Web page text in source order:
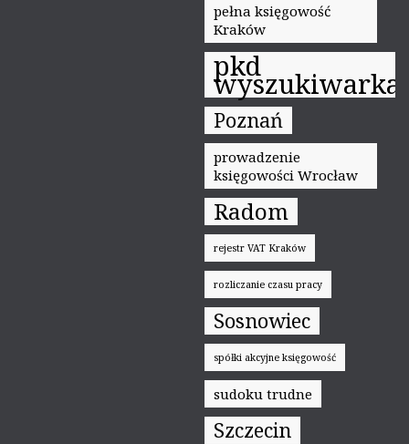
pełna księgowość
Kraków
pkd
wyszukiwarka
Poznań
prowadzenie
księgowości Wrocław
Radom
rejestr VAT Kraków
rozliczanie czasu pracy
Sosnowiec
spółki akcyjne księgowość
sudoku trudne
Szczecin